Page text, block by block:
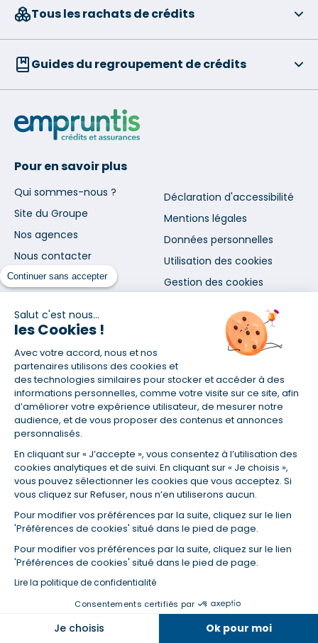
Continuer sans accepter
Salut c'est nous...
les Cookies !
Avec votre accord, nous et nos
partenaires utilisons des cookies et
des technologies similaires pour stocker et accéder à des
informations personnelles, comme votre visite sur ce site, afin
d’améliorer votre expérience utilisateur, de mesurer notre
audience, et de vous proposer des contenus et annonces
personnalisés.
En cliquant sur « J’accepte », vous consentez à l’utilisation des
cookies analytiques et de suivi. En cliquant sur « Je choisis »,
vous pouvez sélectionner les cookies que vous acceptez. Si
vous cliquez sur Refuser, nous n’en utiliserons aucun.
Pour modifier vos préférences par la suite, cliquez sur le lien
'Préférences de cookies' situé dans le pied de page.
Pour modifier vos préférences par la suite, cliquez sur le lien
'Préférences de cookies' situé dans le pied de page.
Lire la politique de confidentialité
Consentements certifiés par
Je choisis Ok pour moi
Dans la même catégorie
Tous les rachats de crédits
Guides du regroupement de crédits
Pour en savoir plus
Qui sommes-nous ?
Site du Groupe
Nos agences
Nous contacter
Espace presse
Déclaration d'accessibilité
Mentions légales
Données personnelles
Utilisation des cookies
Gestion des cookies
Inscrivez-vous à notre newsletter
et nos communications
En vous abonnant, vous acceptez nos conditions d'utilisation
et notre politique de données personnelles. Vous pourrez
vous désabonner à tout moment depuis le lien présent dans
chaque newsletter que vous recevrez.
Certifié ISO 9001
Retrouvez-nous sur les réseaux